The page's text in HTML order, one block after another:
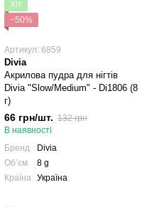
Хіт
−50%
Артикул: 6859
Divia
Акрилова пудра для нігтів
Divia "Slow/Medium" - Di1806 (8
г)
66 грн/шт. 132 грн
В наявності
Бренд
Divia
Обʼєм
8 g
Країна
Україна